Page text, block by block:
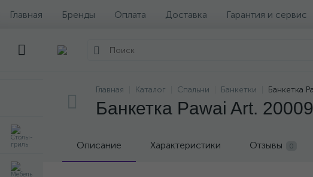
Главная Бренды Оплата Доставка Гарантия и сервис
Главная Каталог Спальни Банкетки Банкетка
Банкетка Pawai Art.
Описание Характеристики Отзывы 0